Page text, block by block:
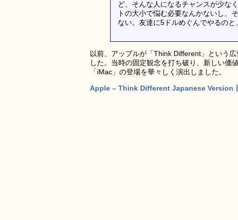
ど、そんな人になるチャンスが少な
トの大小で悩む必要なんかないし、
ない。友達に5ドルめぐんでやるの
以前、アップルが「Think Different」という
した。当時の固定観念を打ち破り、新しい価
「iMac」の登場を華々しく演出しました。
Apple – Think Different Japanese Version